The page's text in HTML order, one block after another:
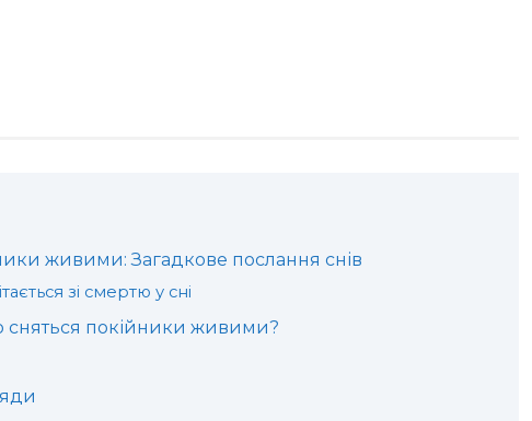
живими: Загадкове послання снів
зі смертю у сні
сняться покійники живими?